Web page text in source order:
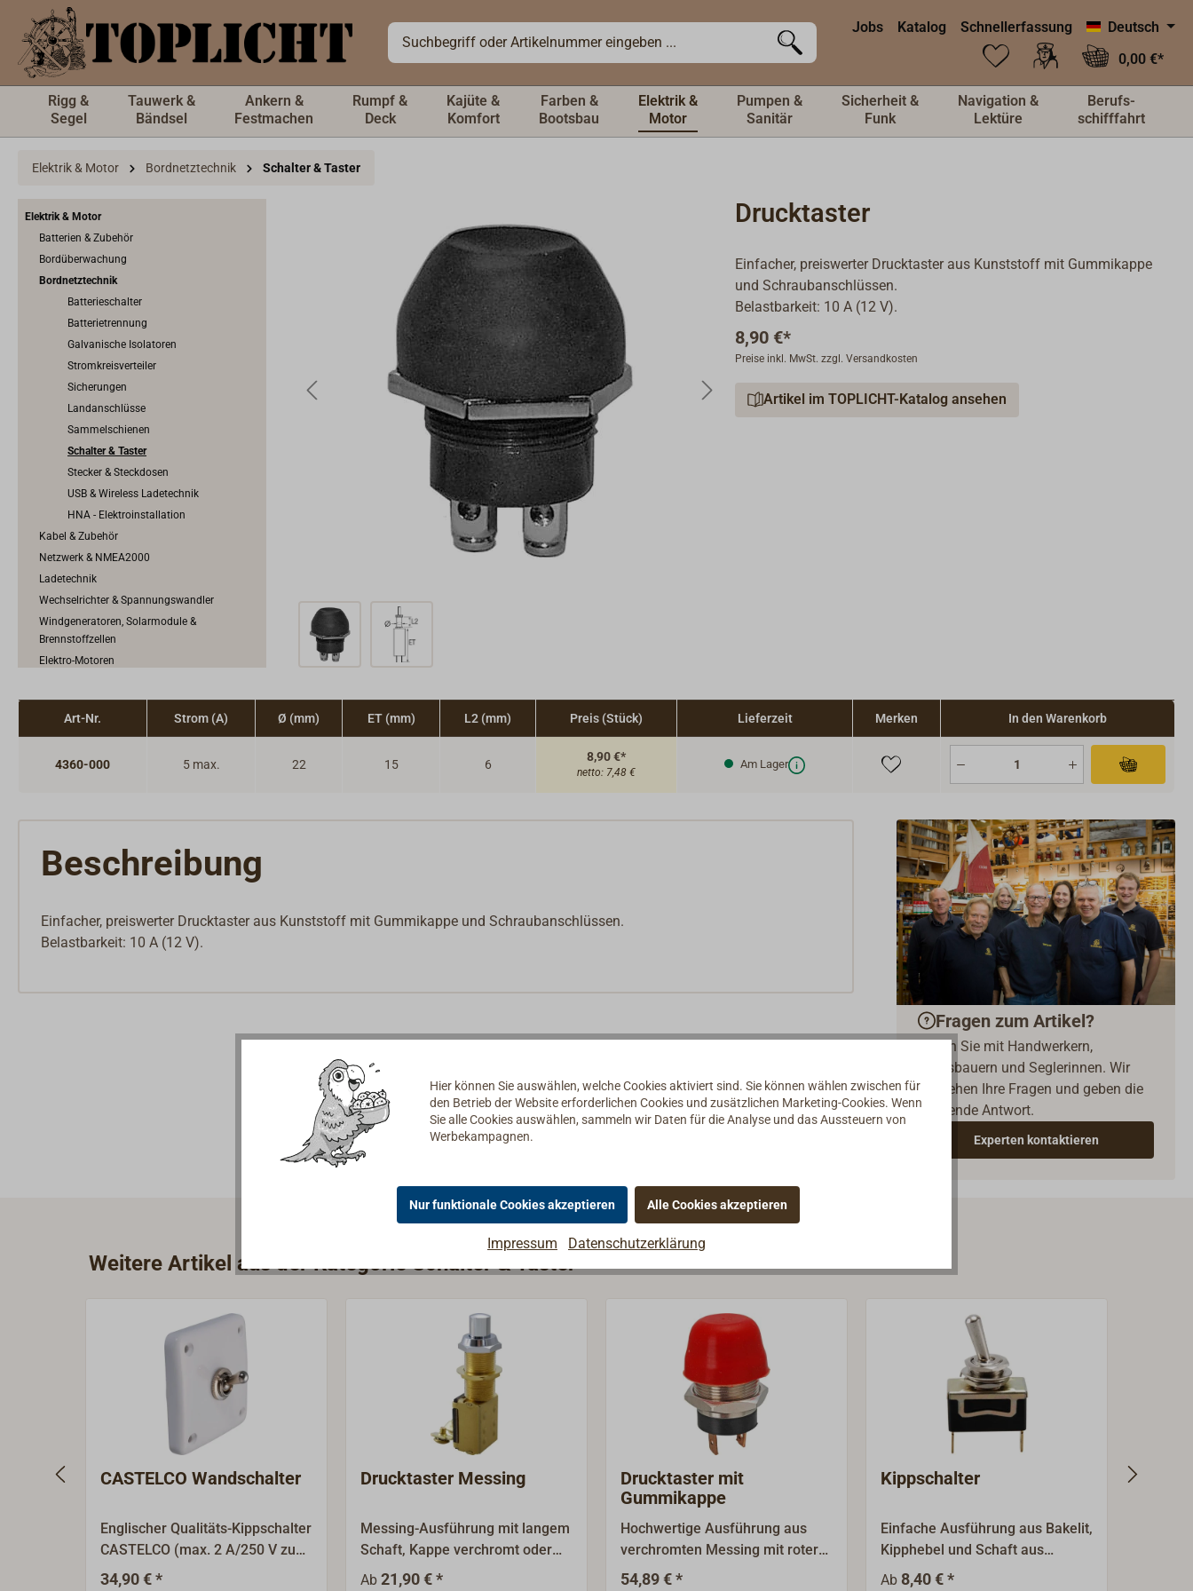
springen Jobs Katalog Schnellerfassung
Deutsch
0,00 €*
Rigg &
Segel
Tauwerk &
Bändsel
Ankern &
Festmachen
Rumpf &
Deck
Kajüte &
Komfort
Farben &
Bootsbau
Elektrik &
Motor
Pumpen &
Sanitär
Sicherheit &
Funk
Navigation &
Lektüre
Berufs-
schifffahrt
Elektrik & Motor Bordnetztechnik Schalter & Taster
Elektrik & Motor
Batterien & Zubehör
Bordüberwachung
Bordnetztechnik
Batterieschalter
Batterietrennung
Galvanische Isolatoren
Stromkreisverteiler
Sicherungen
Landanschlüsse
Sammelschienen
Schalter & Taster
Stecker & Steckdosen
USB & Wireless Ladetechnik
HNA - Elektroinstallation
Kabel & Zubehör
Netzwerk & NMEA2000
Ladetechnik
Wechselrichter & Spannungswandler
Windgeneratoren, Solarmodule &
Brennstoffzellen
Elektro-Motoren
Motorkühlung & Auspuffanlage
Motorenzubehör
Drucktaster
Einfacher, preiswerter Drucktaster aus Kunststoff mit Gummikappe
und Schraubanschlüssen.
Belastbarkeit: 10 A (12 V).
8,90 €*
Preise inkl. MwSt. zzgl. Versandkosten
Artikel im TOPLICHT-Katalog ansehen
Art-Nr. Strom (A) Ø (mm) ET (mm) L2 (mm) Preis (Stück) Lieferzeit Merken In den Warenkorb
4360-000 5 max. 22 15 6
8,90 €*
netto: 7,48 €
Am Lager
Beschreibung
Einfacher, preiswerter Drucktaster aus Kunststoff mit Gummikappe und Schraubanschlüssen.
Belastbarkeit: 10 A (12 V).
Fragen zum Artikel?
Reden Sie mit Handwerkern,
Bootsbauern und Seglerinnen. Wir
verstehen Ihre Fragen und geben die
passende Antwort.
Experten kontaktieren
Weitere Artikel aus der Kategorie Schalter & Taster
CASTELCO Wandschalter
Englischer Qualitäts-Kippschalter
CASTELCO (max. 2 A/250 V zum
Anlöten).Die quadratische
34,90 € *
Drucktaster Messing
Messing-Ausführung mit langem
Schaft, Kappe verchromt oder
Gummikappe
Ab 21,90 € *
Drucktaster mit
Gummikappe
Hochwertige Ausführung aus
verchromten Messing mit roter
Gummikappe.Spritzwasserdicht,
54,89 € *
Kippschalter
Einfache Ausführung aus Bakelit,
Kipphebel und Schaft aus
verchromtem Messing.
Ab 8,40 € *
Hier können Sie auswählen, welche Cookies aktiviert sind. Sie können wählen zwischen für
den Betrieb der Website erforderlichen Cookies und zusätzlichen Marketing-Cookies. Wenn
Sie alle Cookies auswählen, sammeln wir Daten für die Analyse und das Aussteuern von
Werbekampagnen.
Nur funktionale Cookies akzeptieren Alle Cookies akzeptieren
Impressum Datenschutzerklärung